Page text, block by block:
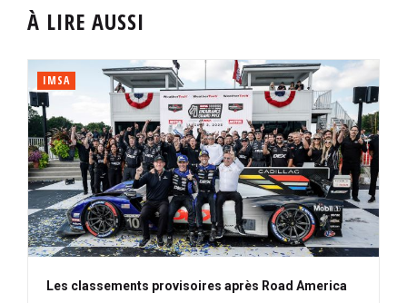
À LIRE AUSSI
IMSA
Les classements provisoires après Road America